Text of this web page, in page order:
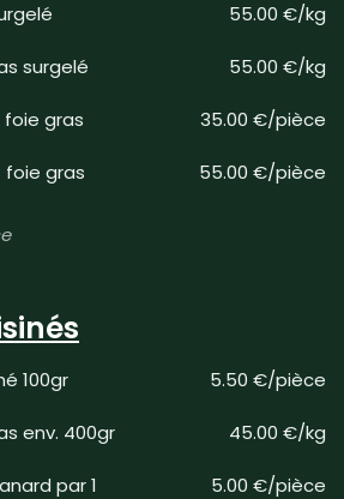
55.00 €/kg
surgelé 55.00 €/kg
foie gras 35.00 €/pièce
foie gras
55.00 €/pièce
100gr 5.50 €/pièce
env. 400gr 45.00 €/kg
par 1 5.00 €/pièce